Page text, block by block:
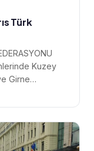
Türk
Kuzey
Girne